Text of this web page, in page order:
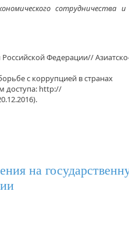
сотрудничества
Федерации//
с коррупцией в странах
доступа: http://
на